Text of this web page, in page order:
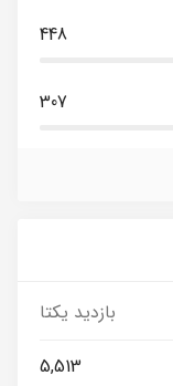
448
307
بازدید یکتا
5,513